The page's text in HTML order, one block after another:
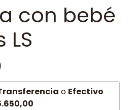
con bebé
o Efectivo